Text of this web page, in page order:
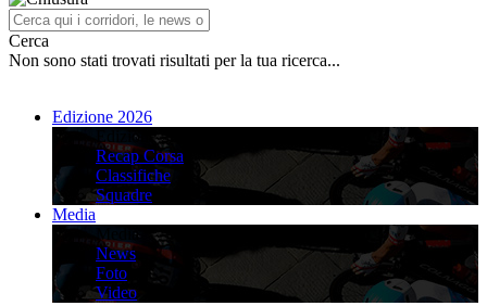
Cerca
Non sono stati trovati risultati per la tua ricerca...
Edizione 2026
Edizione 2026
Recap Corsa
Classifiche
Squadre
Media
Media
News
Foto
Video